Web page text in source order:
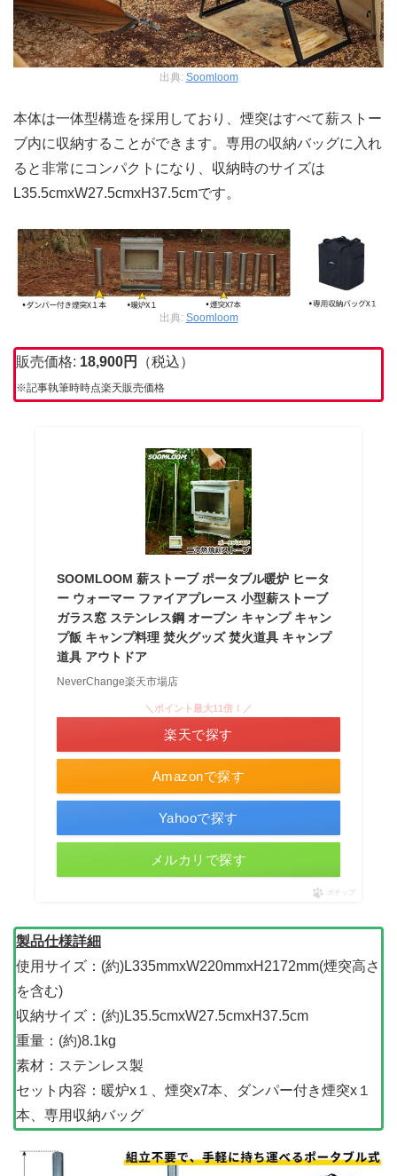
出典: Soomloom
本体は一体型構造を採用しており、煙突はすべて薪ストー
ブ内に収納することができます。専用の収納バッグに入れ
ると非常にコンパクトになり、収納時のサイズは
L35.5cmxW27.5cmxH37.5cmです。
出典: Soomloom
販売価格: 18,900円 （税込）
※記事執筆時時点楽天販売価格
SOOMLOOM 薪ストーブ ポータブル暖炉 ヒータ
ー ウォーマー ファイアプレース 小型薪ストーブ
ガラス窓 ステンレス鋼 オーブン キャンプ キャン
プ飯 キャンプ料理 焚火グッズ 焚火道具 キャンプ
道具 アウトドア
NeverChange楽天市場店
Amazonで探す
＼ポイント最大11倍！／
楽天で探す
Yahooで探す
メルカリで探す
ポチップ
製品仕様詳細
使用サイズ：(約)L335mmxW220mmxH2172mm(煙突高さ
を含む)
収納サイズ：(約)L35.5cmxW27.5cmxH37.5cm
重量：(約)8.1kg
素材：ステンレス製
セット内容：暖炉x１、煙突x7本、ダンパー付き煙突x１
本、専用収納バッグ